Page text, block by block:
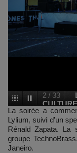
2 / 33
MOVE-
La soirée a commencé en mode rock’n roll, avec le groupe
Lylium, suivi d'un
Rénald Zapata. La
groupe
Janeiro.